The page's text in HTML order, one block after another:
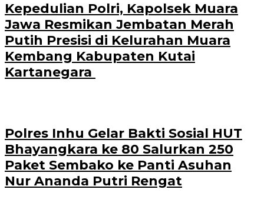
Kepedulian Polri, Kapolsek Muara
Jawa Resmikan Jembatan Merah
Putih Presisi di Kelurahan Muara
Kembang Kabupaten Kutai
Kartanegara
Polres Inhu Gelar Bakti Sosial HUT
Bhayangkara ke 80 Salurkan 250
Paket Sembako ke Panti Asuhan
Nur Ananda Putri Rengat